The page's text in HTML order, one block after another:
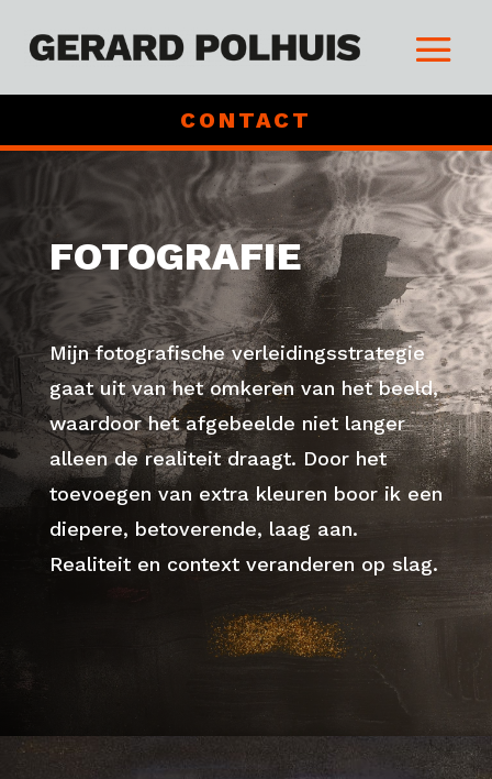
CONTACT
FOTOGRAFIE
Mijn fotografische verleidingsstrategie
gaat uit van het omkeren van het beeld,
waardoor het afgebeelde niet langer
alleen de realiteit draagt. Door het
toevoegen van extra kleuren boor ik een
diepere, betoverende, laag aan.
Realiteit en context veranderen op slag.